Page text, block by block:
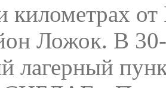
от
Ложок. В 30-
лагерный